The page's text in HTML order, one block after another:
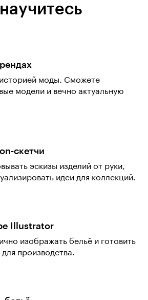
моды. Сможете
модели и вечно актуальную
скетчи
эскизы изделий от руки,
идеи для коллекций.
Illustrator
изображать бельё и готовить
производства.